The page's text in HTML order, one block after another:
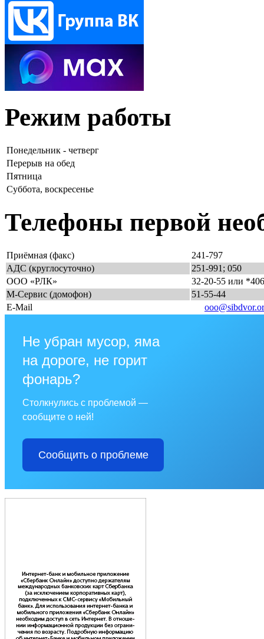
Режим работы
Понедельник - четверг
Перерыв на обед
Пятница
Суббота, воскресенье
Телефоны первой
Приёмная (факс)
241-797
АДС (круглосуточно)
251-991; 050
ООО «РЛК»
32-20-55 или *406
М-Сервис (домофон)
51-55-44
E-Mail
Не убран мусор, яма
на дороге, не горит
фонарь?
Столкнулись с проблемой —
сообщите о ней!
Сообщить о проблеме